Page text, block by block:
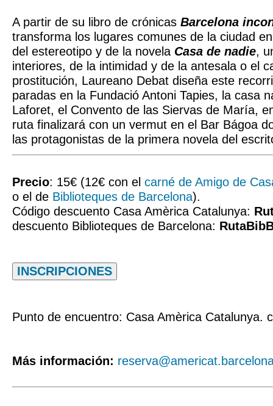
A partir de su libro de crónicas Barcelona
transforma los lugares comunes de la ciudad
del estereotipo y de la novela Casa de nadie,
interiores, de la intimidad y de la antesala o el
prostitución, Laureano Debat diseña este
paradas en la Fundació Antoni Tapies, la casa
Laforet, el Convento de las Siervas de María,
ruta finalizará con un vermut en el Bar Bágoa
las protagonistas de la primera novela del
Precio: 15€ (12€ con el carné de Amigo de
o el de Biblioteques de Barcelona).
Código descuento Casa Amèrica Catalunya:
descuento Biblioteques de Barcelona:
INSCRIPCIONES
Punto de encuentro: Casa Amèrica Catalunya.
Más información: